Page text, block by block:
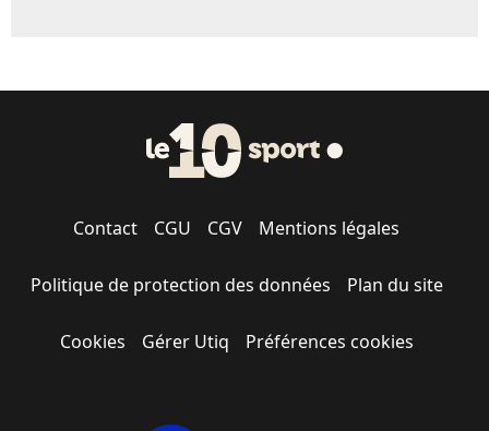
Contact CGU CGV Mentions légales
Politique de protection des données Plan du site
Cookies Gérer Utiq Préférences cookies